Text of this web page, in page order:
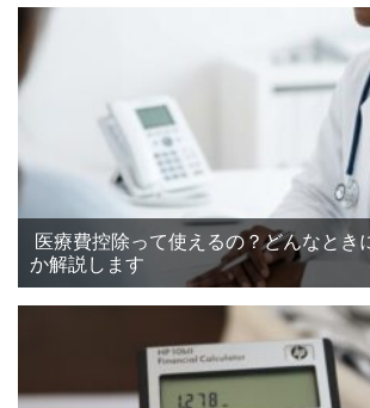
医療費控除って使えるの？どんなとき
か解説します